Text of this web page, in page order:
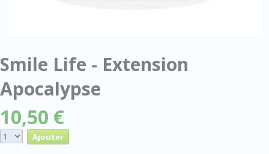
Smile Life - Extension
Apocalypse
10,50 €